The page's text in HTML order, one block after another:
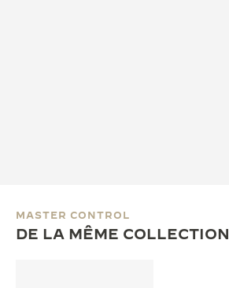
MASTER CONTROL
DE LA MÊME COLLECTION